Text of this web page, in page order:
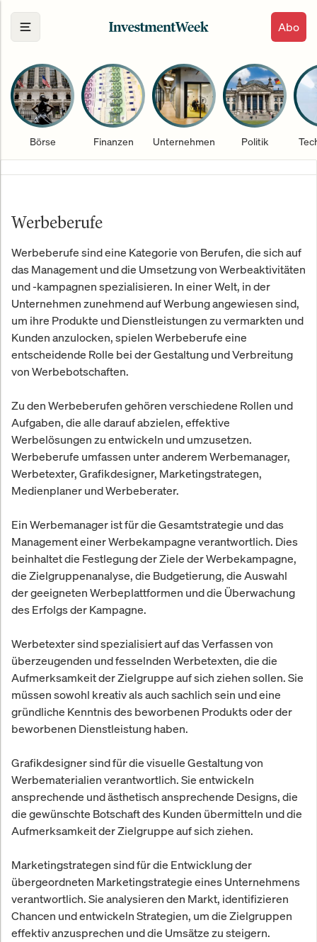
Abo
Börse Finanzen Unternehmen Politik
Werbeberufe
Werbeberufe sind eine Kategorie von Berufen, die sich auf
das Management und die Umsetzung von Werbeaktivitäten
und -kampagnen spezialisieren. In einer Welt, in der
Unternehmen zunehmend auf Werbung angewiesen sind,
um ihre Produkte und Dienstleistungen zu vermarkten und
Kunden anzulocken, spielen Werbeberufe eine
entscheidende Rolle bei der Gestaltung und Verbreitung
von Werbebotschaften.
Zu den Werbeberufen gehören verschiedene Rollen und
Aufgaben, die alle darauf abzielen, effektive
Werbelösungen zu entwickeln und umzusetzen.
Werbeberufe umfassen unter anderem Werbemanager,
Werbetexter, Grafikdesigner, Marketingstrategen,
Medienplaner und Werbeberater.
Ein Werbemanager ist für die Gesamtstrategie und das
Management einer Werbekampagne verantwortlich. Dies
beinhaltet die Festlegung der Ziele der Werbekampagne,
die Zielgruppenanalyse, die Budgetierung, die Auswahl
der geeigneten Werbeplattformen und die Überwachung
des Erfolgs der Kampagne.
Werbetexter sind spezialisiert auf das Verfassen von
überzeugenden und fesselnden Werbetexten, die die
Aufmerksamkeit der Zielgruppe auf sich ziehen sollen. Sie
müssen sowohl kreativ als auch sachlich sein und eine
gründliche Kenntnis des beworbenen Produkts oder der
beworbenen Dienstleistung haben.
Grafikdesigner sind für die visuelle Gestaltung von
Werbematerialien verantwortlich. Sie entwickeln
ansprechende und ästhetisch ansprechende Designs, die
die gewünschte Botschaft des Kunden übermitteln und die
Aufmerksamkeit der Zielgruppe auf sich ziehen.
Marketingstrategen sind für die Entwicklung der
übergeordneten Marketingstrategie eines Unternehmens
verantwortlich. Sie analysieren den Markt, identifizieren
Chancen und entwickeln Strategien, um die Zielgruppen
effektiv anzusprechen und die Umsätze zu steigern.